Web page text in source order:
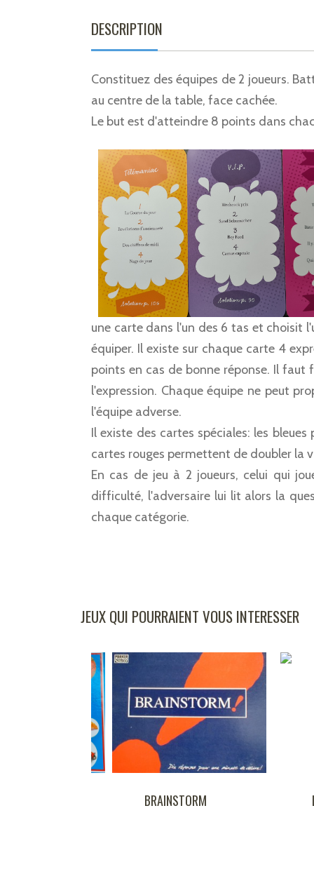
DESCRIPTION
Constituez des équipes de 2 joueurs.
au centre de la table, face cachée.
Le but est d'atteindre 8 points dans
une carte dans l'un des 6 tas et choisit
équiper. Il existe sur chaque carte 4
points en cas de bonne réponse. Il
l'expression. Chaque équipe ne peut
l'équipe adverse.
Il existe des cartes spéciales: les
cartes rouges permettent de doubler la
En cas de jeu à 2 joueurs, celui qui
difficulté, l'adversaire lui lit alors la
chaque catégorie.
JEUX QUI POURRAIENT VOUS INTERESSER
L'IMPRESARIO